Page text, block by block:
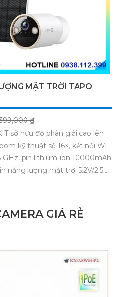
MẶT TRỜI TAPO
₫
sở hữu độ phân giải cao lên
kỹ thuật số 16×, kết nối Wi-
GHz, pin lithium-ion 10000mAh
năng lượng mặt trời 5.2V/2.5W.
GIÁ RẺ